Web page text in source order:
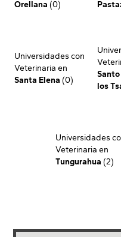
Orellana (0)
Universidades con
Veterinaria en
Santa Elena (0)
los
Universidades
Veterinaria en
Tungurahua (2)